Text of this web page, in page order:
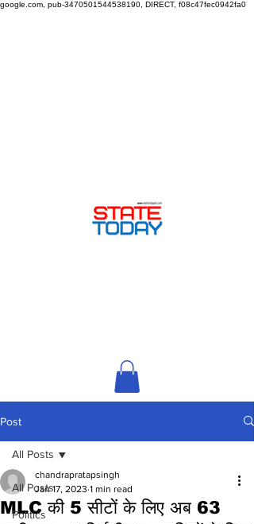
google.com, pub-3470501544538190, DIRECT, f08c47fec0942fa0
Post
All Posts
Politics
All Posts
MLC की 5 सीटों के लिए अब 63
chandrapratapsingh
Jan 17, 2023 1 min read